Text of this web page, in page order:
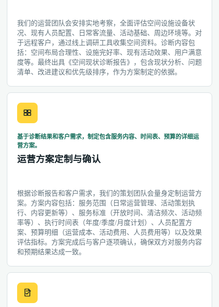
我们的运营团队会安排实地考察，全面评估空间设施设备状
况、现有人员配置、日常客流量、活动基础、周边环境等。对
于远程客户，通过线上调研工具收集空间资料。诊断内容包
括：空间布局合理性、设施完好率、现有活动效果、用户满意
度等。最终出具《空间现状诊断报告》，包含现状分析、问题
清单、改进建议和优先级排序，作为方案制定的依据。
基于诊断结果和客户需求，制定包含服务内容、时间表、预算的详细运
营方案。
运营方案定制与确认
根据诊断报告和客户需求，我们的策划团队会量身定制运营方
案。方案内容包括：服务范围（日常运营管理、活动策划执
行、内容更新等）、服务标准（开放时间、清洁频次、活动频
率等）、执行时间表（年度/季度/月度计划）、人员配置方
案、预算明细（运营成本、活动费用、人员费用等）以及效果
评估指标。方案完成后与客户逐项确认，确保双方对服务内容
和预期结果达成一致。